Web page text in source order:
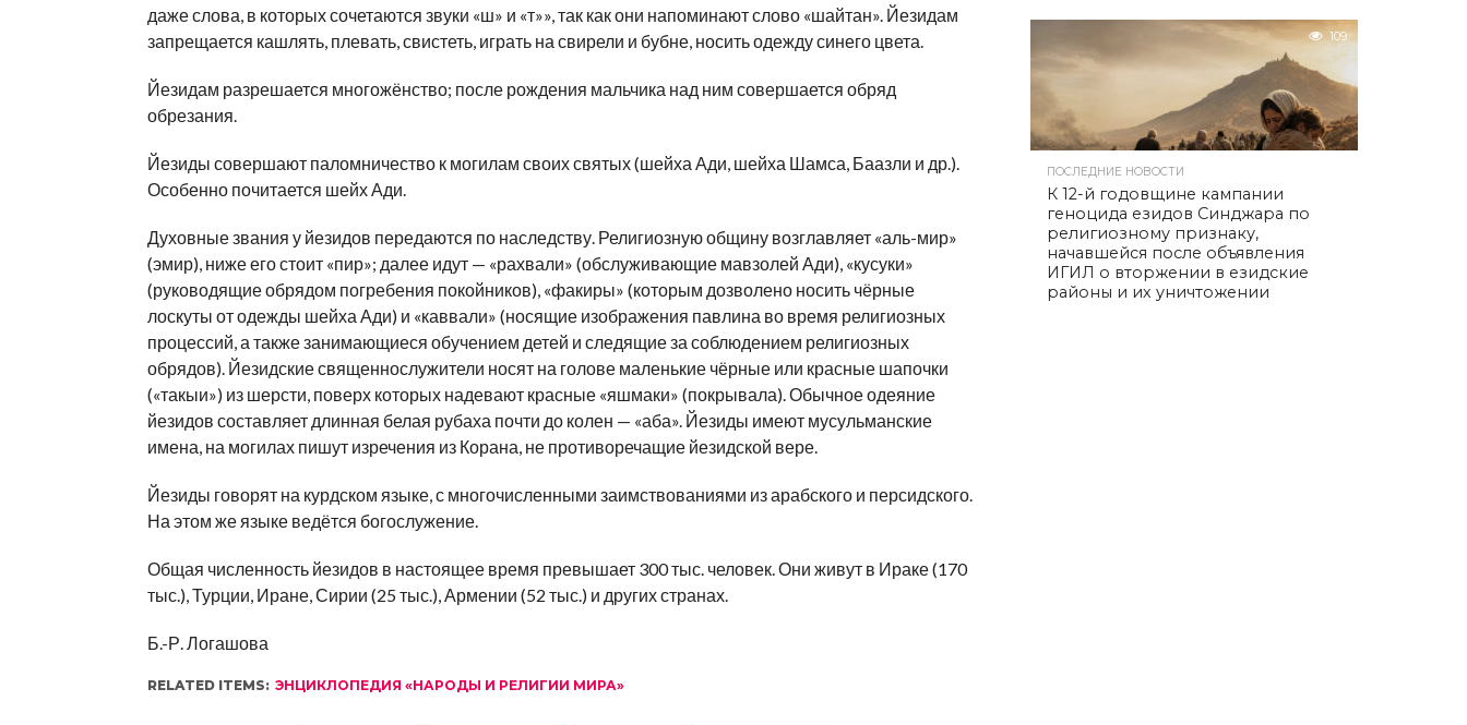
даже слова, в которых сочетаются звуки «ш» и «т»», так как они напоминают слово «шайтан». Йезидам
запрещается кашлять, плевать, свистеть, играть на свирели и бубне, носить одежду синего цвета.
Йезидам разрешается многожёнство; после рождения мальчика над ним совершается обряд
обрезания.
Йезиды совершают паломничество к могилам своих святых (шейха Ади, шейха Шамса, Баазли и др.).
Особенно почитается шейх Ади.
Духовные звания у йезидов передаются по наследству. Религиозную общину возглавляет «аль-мир»
(эмир), ниже его стоит «пир»; далее идут — «рахвали» (обслуживающие мавзолей Ади), «кусуки»
(руководящие обрядом погребения покойников), «факиры» (которым дозволено носить чёрные
лоскуты от одежды шейха Ади) и «каввали» (носящие изображения павлина во время религиозных
процессий, а также занимающиеся обучением детей и следящие за соблюдением религиозных
обрядов). Йезидские священнослужители носят на голове маленькие чёрные или красные шапочки
(«такыи») из шерсти, поверх которых надевают красные «яшмаки» (покрывала). Обычное одеяние
йезидов составляет длинная белая рубаха почти до колен — «аба». Йезиды имеют мусульманские
имена, на могилах пишут изречения из Корана, не противоречащие йезидской вере.
Йезиды говорят на курдском языке, с многочисленными заимствованиями из арабского и персидского.
На этом же языке ведётся богослужение.
Общая численность йезидов в настоящее время превышает 300 тыс. человек. Они живут в Ираке (170
тыс.), Турции, Иране, Сирии (25 тыс.), Армении (52 тыс.) и других странах.
Б.-Р. Логашова
RELATED ITEMS: ЭНЦИКЛОПЕДИЯ «НАРОДЫ И РЕЛИГИИ МИРА»
109
ПОСЛЕДНИЕ НОВОСТИ
К 12-й годовщине кампании
геноцида езидов Синджара по
религиозному признаку,
начавшейся после объявления
ИГИЛ о вторжении в езидские
районы и их уничтожении